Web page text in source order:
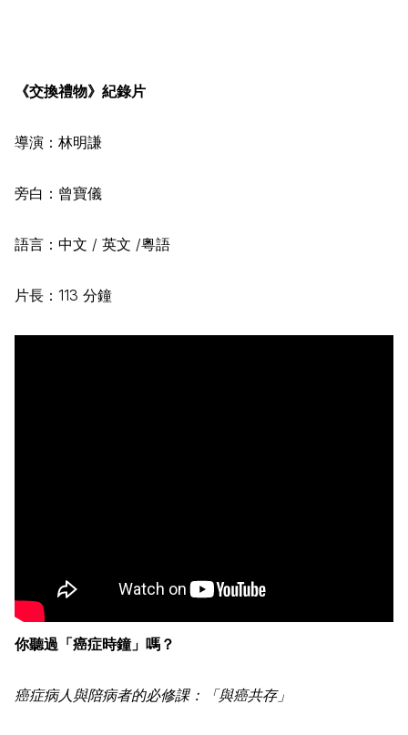
《交換禮物》紀錄片
導演：林明謙
旁白：曾寶儀
語言：中文 / 英文 /粵語
片長：113 分鐘
你聽過「癌症時鐘」嗎？
癌症病人與陪病者的必修課：「與癌共存」